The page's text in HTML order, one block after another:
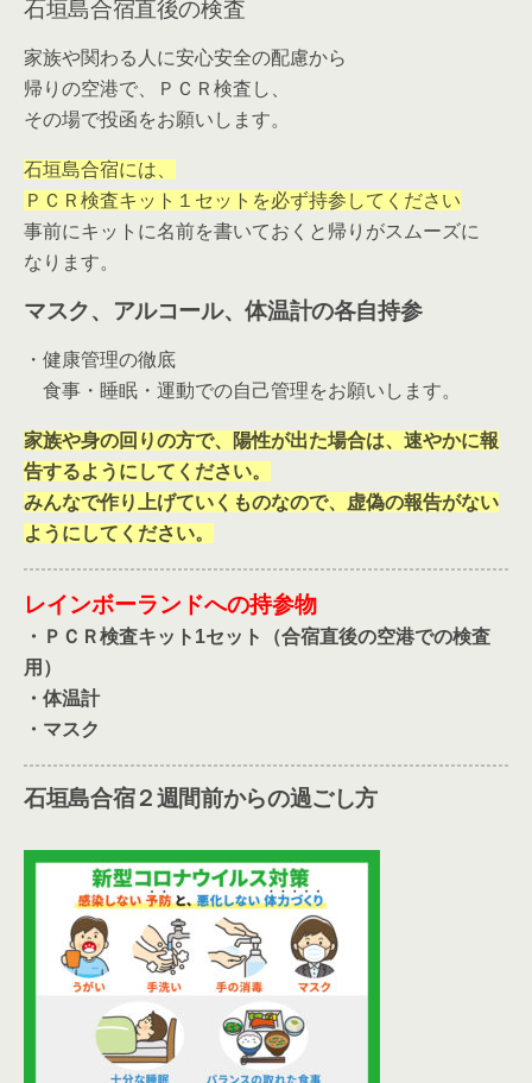
石垣島合宿直後の検査
家族や関わる人に安心安全の配慮から
帰りの空港で、ＰＣＲ検査し、
その場で投函をお願いします。
石垣島合宿には、
ＰＣＲ検査キット１セットを必ず持参してください
事前にキットに名前を書いておくと帰りがスムーズに
なります。
マスク、アルコール、体温計の各自持参
・健康管理の徹底
食事・睡眠・運動での自己管理をお願いします。
家族や身の回りの方で、陽性が出た場合は、速やかに報
告するようにしてください。
みんなで作り上げていくものなので、虚偽の報告がない
ようにしてください。
レインボーランドへの持参物
・ＰＣＲ検査キット1セット（合宿直後の空港での検査
用）
・体温計
・マスク
石垣島合宿２週間前からの過ごし方